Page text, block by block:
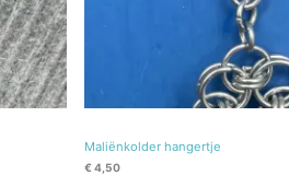
Maliënkolder hangertje
€ 4,50